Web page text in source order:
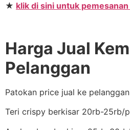
★ klik di sini untuk
Harga Jual
Pelanggan
Patokan price jual ke pelanggan
Teri crispy berkisar 20rb-25rb/